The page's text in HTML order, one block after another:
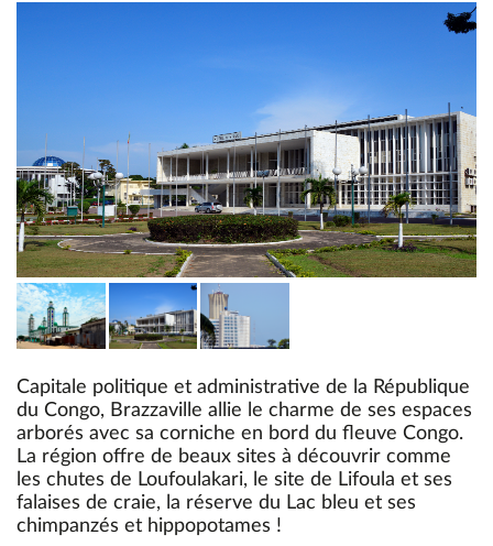
Capitale politique et administrative de la République
du Congo, Brazzaville allie le charme de ses espaces
arborés avec sa corniche en bord du fleuve Congo.
La région offre de beaux sites à découvrir comme
les chutes de Loufoulakari, le site de Lifoula et ses
falaises de craie, la réserve du Lac bleu et ses
chimpanzés et hippopotames !